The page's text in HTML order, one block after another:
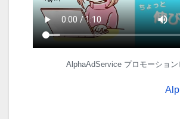
AlphaAdService プロモーション